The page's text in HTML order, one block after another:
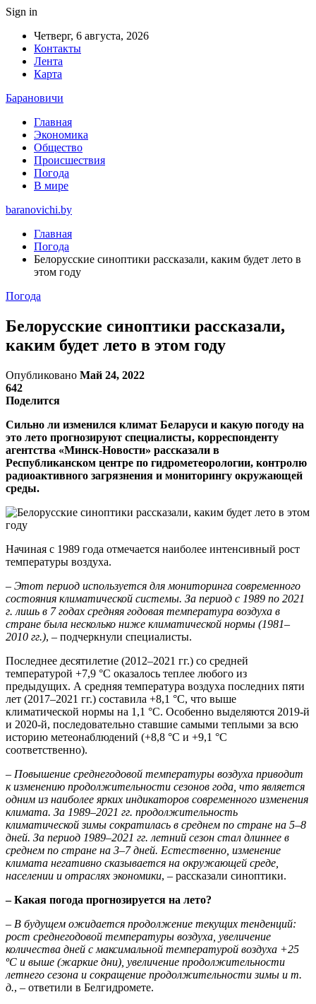
Sign in
Четверг, 6 августа, 2026
Контакты
Лента
Карта
Барановичи
Главная
Экономика
Общество
Происшествия
Погода
В мире
baranovichi.by
Главная
Погода
Белорусские синоптики рассказали, каким будет лето в
этом году
Погода
Белорусские синоптики рассказали,
каким будет лето в этом году
Опубликовано Май 24, 2022
642
Поделится
Сильно ли изменился климат Беларуси и какую погоду на
это лето прогнозируют специалисты, корреспонденту
агентства «Минск-Новости» рассказали в
Республиканском центре по гидрометеорологии, контролю
радиоактивного загрязнения и мониторингу окружающей
среды.
Начиная с 1989 года отмечается наиболее интенсивный рост
температуры воздуха.
– Этот период используется для мониторинга современного
состояния климатической системы. За период с 1989 по 2021
г. лишь в 7 годах средняя годовая температура воздуха в
стране была несколько ниже климатической нормы (1981–
2010 гг.), – подчеркнули специалисты.
Последнее десятилетие (2012–2021 гг.) со средней
температурой +7,9 °С оказалось теплее любого из
предыдущих. А средняя температура воздуха последних пяти
лет (2017–2021 гг.) составила +8,1 °С, что выше
климатической нормы на 1,1 °С. Особенно выделяются 2019-й
и 2020-й, последовательно ставшие самыми теплыми за всю
историю метеонаблюдений (+8,8 °С и +9,1 °С
соответственно).
– Повышение среднегодовой температуры воздуха приводит
к изменению продолжительности сезонов года, что является
одним из наиболее ярких индикаторов современного изменения
климата. За 1989–2021 гг. продолжительность
климатической зимы сократилась в среднем по стране на 5–8
дней. За период 1989–2021 гг. летний сезон стал длиннее в
среднем по стране на 3–7 дней. Естественно, изменение
климата негативно сказывается на окружающей среде,
населении и отраслях экономики, – рассказали синоптики.
– Какая погода прогнозируется на лето?
– В будущем ожидается продолжение текущих тенденций:
рост среднегодовой температуры воздуха, увеличение
количества дней с максимальной температурой воздуха +25
ºС и выше (жаркие дни), увеличение продолжительности
летнего сезона и сокращение продолжительности зимы и т.
д., – ответили в Белгидромете.